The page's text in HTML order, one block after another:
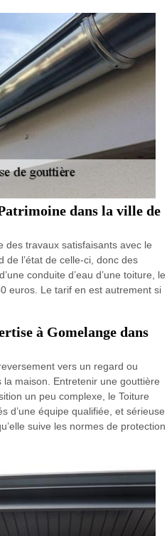
dans la ville de
des travaux satisfaisants avec le
de l’état de celle-ci, donc des
conduite d’eau d’une toiture, le
euros. Le tarif en est autrement si
à Gomelange dans
vers un regard ou
la maison. Entretenir une gouttière
un peu complexe, le Toiture
d’une équipe qualifiée, et sérieuse
suive les normes de protection